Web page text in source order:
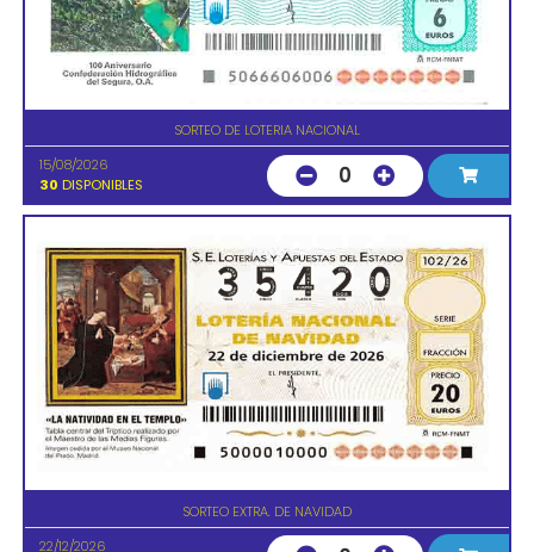
SORTEO DE LOTERIA NACIONAL
15/08/2026
30 DISPONIBLES 0
SORTEO EXTRA. DE NAVIDAD
22/12/2026